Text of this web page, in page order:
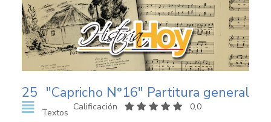
25 "Capricho N°16" Partitura general
Textos
Calificación 0,0